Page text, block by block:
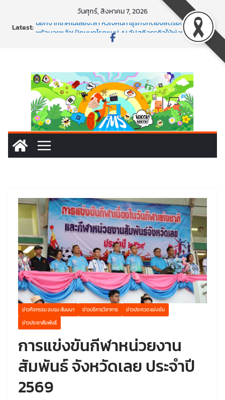
วันศุกร์, สิงหาคม 7, 2026
Latest: นอกจากเทคโนโลยีจะล้ำ หัวใจคนทำธุรกิจก็ต้องสตรอง!
พร้อมลุยแล้ว! ปักหมุดโรดแมป AI อัปสกิลธุรกิจให้พุ่งทะยาน
มรภ.เลย ได้สกิลทันสมัยแบบจัดเต็ม
ข่าวกิจกรรม อบรม สัมมนา ข่าวบริการวิชาการ
ข่าวประกวด แข่งขัน
ข่าวประชาสัมพันธ์
การแข่งขันกีฬาหน่วยงาน
สัมพันธ์ จังหวัดเลย ประจำปี
2569